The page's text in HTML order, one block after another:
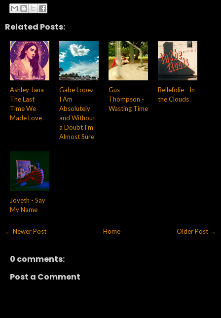
Related Posts:
Ashley Jana -
The Last
Time We
Made Love
Gabe Lopez -
I Am
Absolutely
and Without
a Doubt I'm
Almost Sure
Gus
Thompson -
Wasting Time
Bellefolie - In
the Clouds
Joveth - Say
My Name
← Newer Post Older Post →
Home
0 comments:
Post a Comment